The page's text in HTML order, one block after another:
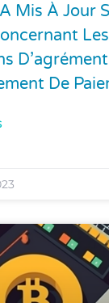
Mis À Jour
Les
D’agrément
De